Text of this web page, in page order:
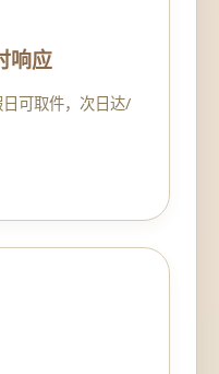
响应
可取件，次日达/